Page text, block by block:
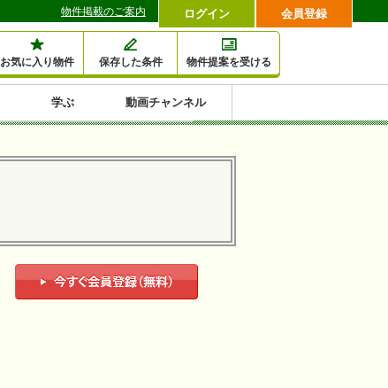
お気に入り物件 保存した条件 物件提案を受ける
学ぶ 動画チャンネル
ログイン 会員登録
物件掲載のご案内